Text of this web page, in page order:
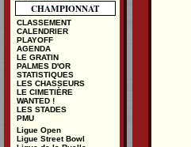
CHAMPIONNAT
CLASSEMENT
CALENDRIER
PLAYOFF
AGENDA
LE GRATIN
PALMES D'OR
STATISTIQUES
LES CHASSEURS
LE CIMETIÈRE
WANTED !
LES STADES
PMU
Ligue Open
Ligue Street Bowl